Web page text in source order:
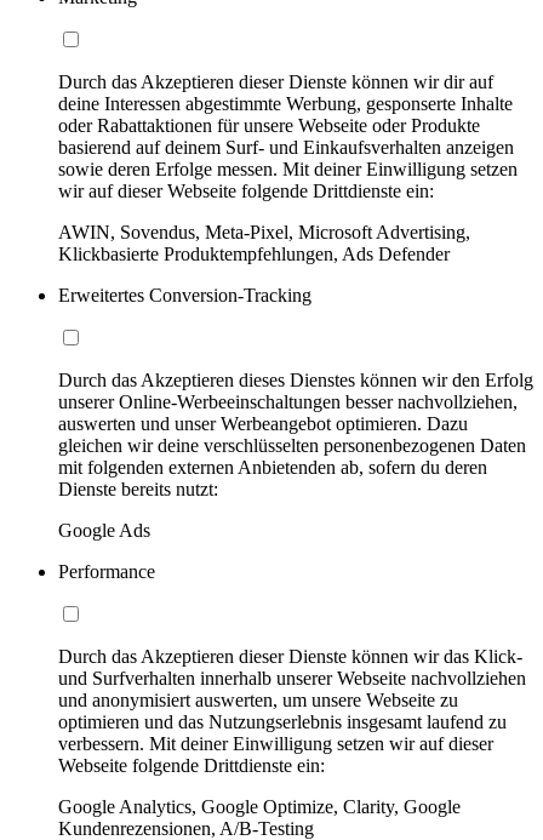
Durch das Akzeptieren dieser Dienste können wir dir auf
deine Interessen abgestimmte Werbung, gesponserte Inhalte
oder Rabattaktionen für unsere Webseite oder Produkte
basierend auf deinem Surf- und Einkaufsverhalten anzeigen
sowie deren Erfolge messen. Mit deiner Einwilligung setzen
wir auf dieser Webseite folgende Drittdienste ein:
AWIN, Sovendus, Meta-Pixel, Microsoft Advertising,
Klickbasierte Produktempfehlungen, Ads Defender
Erweitertes Conversion-Tracking
Durch das Akzeptieren dieses Dienstes können wir den Erfolg
unserer Online-Werbeeinschaltungen besser nachvollziehen,
auswerten und unser Werbeangebot optimieren. Dazu
gleichen wir deine verschlüsselten personenbezogenen Daten
mit folgenden externen Anbietenden ab, sofern du deren
Dienste bereits nutzt:
Google Ads
Performance
Durch das Akzeptieren dieser Dienste können wir das Klick-
und Surfverhalten innerhalb unserer Webseite nachvollziehen
und anonymisiert auswerten, um unsere Webseite zu
optimieren und das Nutzungserlebnis insgesamt laufend zu
verbessern. Mit deiner Einwilligung setzen wir auf dieser
Webseite folgende Drittdienste ein:
Google Analytics, Google Optimize, Clarity, Google
Kundenrezensionen, A/B-Testing